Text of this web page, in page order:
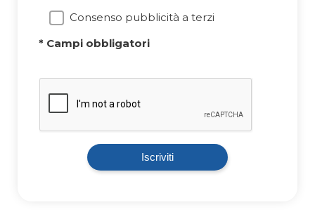
Consenso pubblicità a terzi
* Campi obbligatori
Iscriviti